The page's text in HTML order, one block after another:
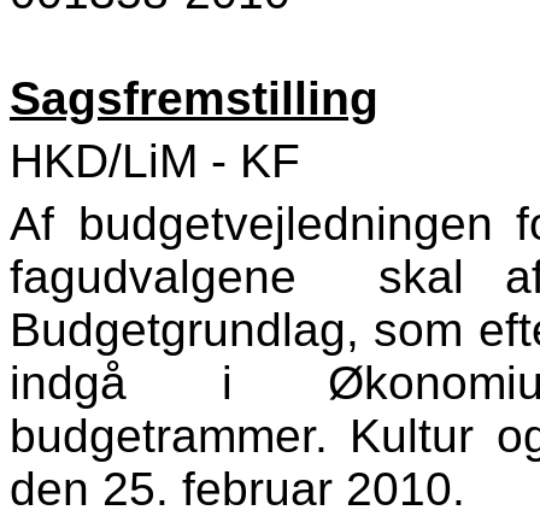
Sagsfremstilling
HKD/LiM - KF
Af budgetvejledningen
fagudvalgene skal
Budgetgrundlag, som
indgå i
budgetrammer. Kultur
den 25. februar 2010.